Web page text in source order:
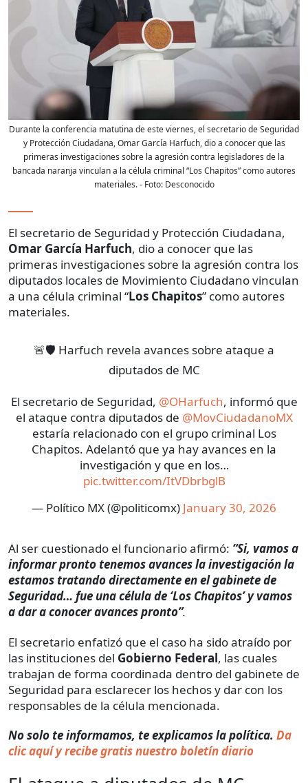
Durante la conferencia matutina de este viernes, el secretario de Seguridad
y Protección Ciudadana, Omar García Harfuch, dio a conocer que las
primeras investigaciones sobre la agresión contra legisladores de la
bancada naranja vinculan a la célula criminal “Los Chapitos” como autores
materiales.- Foto: Desconocido
El secretario de Seguridad y Protección Ciudadana,
Omar García Harfuch, dio a conocer que las
primeras investigaciones sobre la agresión contra los
diputados locales de Movimiento Ciudadano vinculan
a una célula criminal “Los Chapitos” como autores
materiales.
🚨🛡️ Harfuch revela avances sobre ataque a
diputados de MC
El secretario de Seguridad, @OHarfuch, informó que
el ataque contra diputados de @MovCiudadanoMX
estaría relacionado con el grupo criminal Los
Chapitos. Adelantó que ya hay avances en la
investigación y que en los…
pic.twitter.com/ItVDbrbglB
— Político MX (@politicomx) January 30, 2026
Al ser cuestionado el funcionario afirmó: “Si, vamos a
informar pronto tenemos avances la investigación la
estamos tratando directamente en el gabinete de
Seguridad… fue una célula de ‘Los Chapitos’ y vamos
a dar a conocer avances pronto”.
El secretario enfatizó que el caso ha sido atraído por
las instituciones del Gobierno Federal, las cuales
trabajan de forma coordinada dentro del gabinete de
Seguridad para esclarecer los hechos y dar con los
responsables de la célula mencionada.
No solo te informamos, te explicamos la política. Da
clic aquí y recibe gratis nuestro boletín diario